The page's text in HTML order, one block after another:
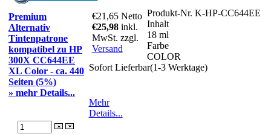
Premium
Alternativ
Tintenpatrone
kompatibel zu HP
300X CC644EE
XL Color - ca. 440
Seiten (5%)
» mehr Details...
€21,65 Netto
€25,98 inkl.
MwSt. zzgl.
Versand
Produkt-Nr. K-HP-CC644EE
Inhalt
18 ml
Farbe
COLOR
Sofort Lieferbar(1-3 Werktage)
Mehr
Details...